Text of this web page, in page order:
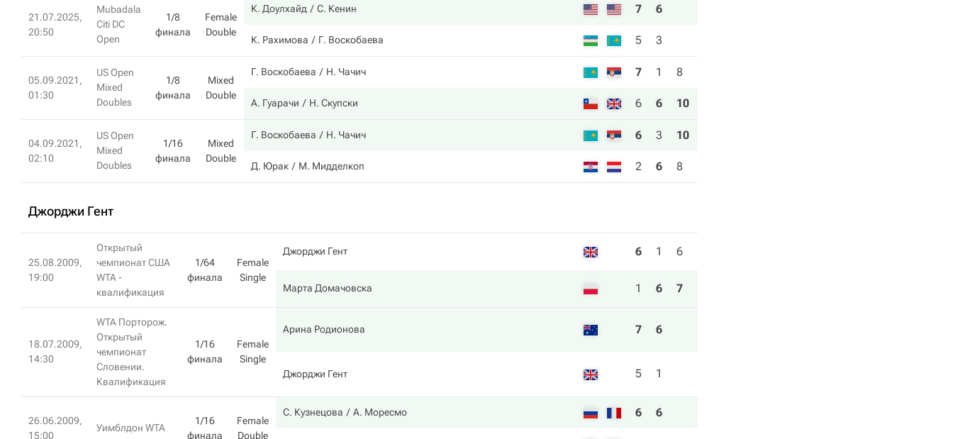
21.07.2025,
20:50
Mubadala
Citi DC
Open
1/8
финала
Female
Double
К. Доулхайд С. Кенин 7 6
К. Рахимова Г. Воскобаева 5 3
05.09.2021,
01:30
US Open
Mixed
Doubles
1/8
финала
Mixed
Double
Г. Воскобаева Н. Чачич 7 1 8
А. Гуарачи Н. Скупски 6 6 10
04.09.2021,
02:10
US Open
Mixed
Doubles
1/16
финала
Mixed
Double
Г. Воскобаева Н. Чачич 6 3 10
Д. Юрак М. Мидделкоп 2 6 8
Джорджи Гент
25.08.2009,
19:00
Открытый
чемпионат США
WTA -
квалификация
1/64
финала
Female
Single
Джорджи Гент 6 1 6
Марта Домачовска 1 6 7
18.07.2009,
14:30
WTA Порторож.
Открытый
чемпионат
Словении.
Квалификация
1/16
финала
Female
Single
Арина Родионова 7 6
Джорджи Гент 5 1
26.06.2009,
15:00
Уимблдон WTA
1/16
финала
Female
Double
С. Кузнецова А. Моресмо 6 6